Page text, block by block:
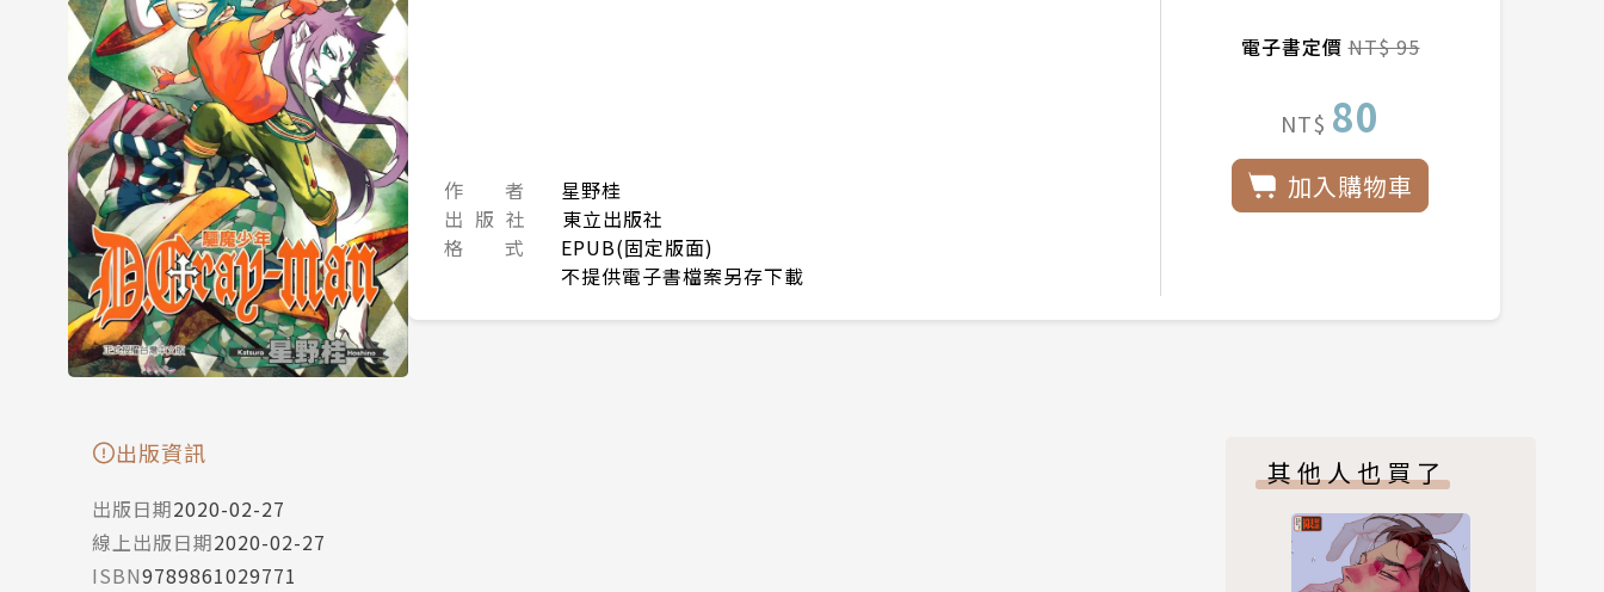
作 者
星野桂
出 版 社
東立出版社
格 式
EPUB(固定版面)
不提供電子書檔案另存下載
電子書定價NT$ 95
NT$ 80
加入購物車
出版資訊
出版日期2020-02-27
線上出版日期2020-02-27
ISBN9789861029771
其他人也買了